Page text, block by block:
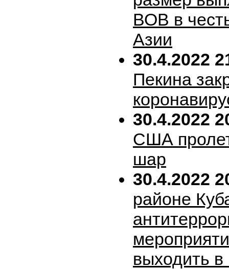
ВОВ в
Азии
30.4.2022
Пекина
30.4.2022
США
шар
30.4.2022
районе
выходить